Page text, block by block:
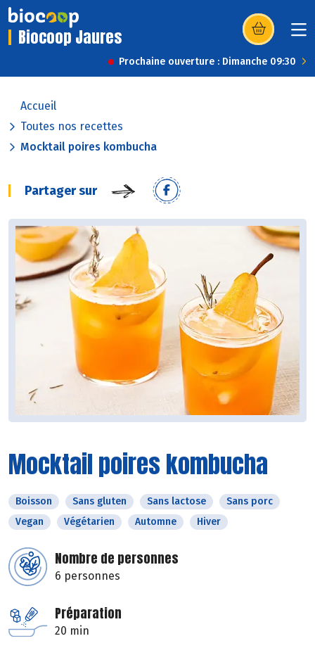
Biocoop Jaures (s’ouvre dans
Prochaine ouverture : Dimanche 09:30
Accueil
Toutes nos recettes
Mocktail poires kombucha
Partager sur
Mocktail poires kombucha
Boisson Sans gluten Sans lactose
Sans porc
Vegan
Végétarien Automne Hiver
Nombre de personnes
6 personnes
Préparation
20 min